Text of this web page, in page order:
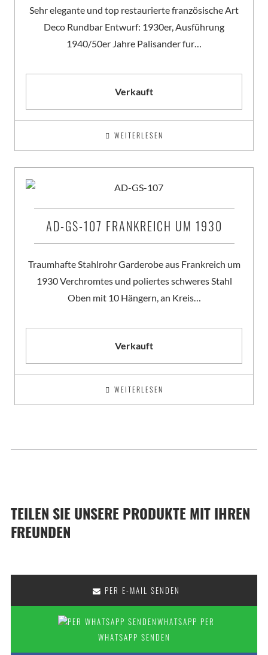
Sehr elegante und top restaurierte französische Art
Deco Rundbar Entwurf: 1930er, Ausführung
1940/50er Jahre Palisander fur…
Verkauft
WEITERLESEN
AD-GS-107 FRANKREICH UM 1930
Traumhafte Stahlrohr Garderobe aus Frankreich um
1930 Verchromtes und poliertes schweres Stahl
Oben mit 10 Hängern, an Kreis…
Verkauft
WEITERLESEN
TEILEN SIE UNSERE PRODUKTE MIT IHREN
FREUNDEN
PER E-MAIL SENDEN
PER
WHATSAPP SENDEN